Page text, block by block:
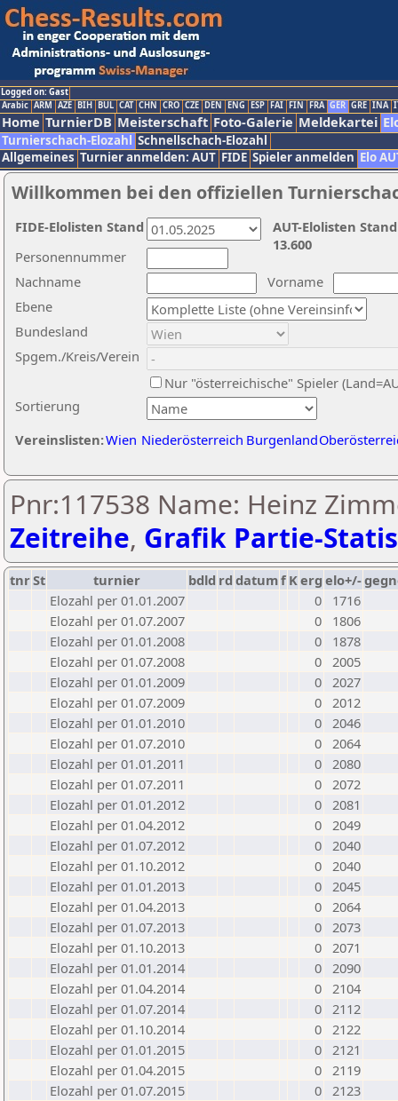
Logged on: Gast
Arabic ARM AZE BIH BUL CAT CHN CRO CZE DEN ENG ESP FAI FIN FRA GER GRE INA
Home TurnierDB Meisterschaft Foto-Galerie Meldekartei
Turnierschach-Elozahl Schnellschach-Elozahl
Allgemeines Turnier anmelden: AUT FIDE Spieler anmelden Elo
Willkommen bei den offiziellen
Nachname
Vorname
Ebene
Sortierung
Personennummer
Bundesland
Spgem./Kreis/Verein
Nur "österreichische" Spieler
Vereinslisten:Wien Niederösterreich Burgenland
AUT-Elolisten
13.600
FIDE-Elolisten Stand
Pnr:117538 Name: Heinz
Zeitreihe, Grafik Partie-
tnrSt turnier bdld rd datumf Kerg elo+/-
Elozahl per 01.01.2007
0
1716
Elozahl per 01.07.2007
0
1806
Elozahl per 01.01.2008
0
1878
Elozahl per 01.07.2008
0 2005
Elozahl per 01.01.2009
0 2027
Elozahl per 01.07.2009
0 2012
Elozahl per 01.01.2010
0 2046
Elozahl per 01.07.2010
0 2064
Elozahl per 01.01.2011
0 2080
Elozahl per 01.07.2011
0 2072
Elozahl per 01.01.2012
0 2081
Elozahl per 01.04.2012
0 2049
Elozahl per 01.07.2012
0 2040
Elozahl per 01.10.2012
0 2040
Elozahl per 01.01.2013
0 2045
Elozahl per 01.04.2013
0 2064
Elozahl per 01.07.2013
0 2073
Elozahl per 01.10.2013
0 2071
Elozahl per 01.01.2014
0 2090
Elozahl per 01.04.2014
0 2104
Elozahl per 01.07.2014
0 2112
Elozahl per 01.10.2014
0 2122
Elozahl per 01.01.2015
0 2121
Elozahl per 01.04.2015
0 2119
Elozahl per 01.07.2015
0 2123